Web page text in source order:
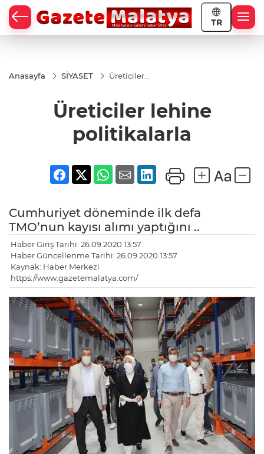
TR
Anasayfa SİYASET
Üreticiler
Üreticiler lehine
politikalarla
Cumhuriyet döneminde ilk defa
TMO’nun kayısı alımı yaptığını ..
Haber Giriş Tarihi: 26.09.2020 13:57
Haber Güncellenme Tarihi: 26.09.2020 13:57
Kaynak: Haber Merkezi
https://www.gazetemalatya.com/